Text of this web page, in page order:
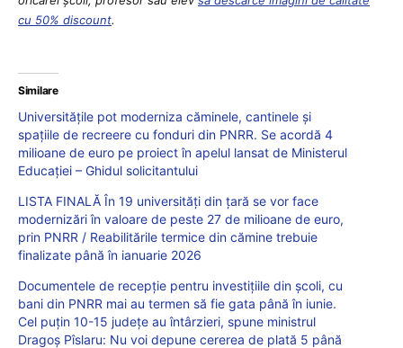
cu 50% discount.
Similare
Universitățile pot moderniza căminele, cantinele și
spațiile de recreere cu fonduri din PNRR. Se acordă 4
milioane de euro pe proiect în apelul lansat de Ministerul
Educației – Ghidul solicitantului
LISTA FINALĂ În 19 universități din țară se vor face
modernizări în valoare de peste 27 de milioane de euro,
prin PNRR / Reabilitările termice din cămine trebuie
finalizate până în ianuarie 2026
Documentele de recepție pentru investițiile din școli, cu
bani din PNRR mai au termen să fie gata până în iunie.
Cel puțin 10-15 județe au întârzieri, spune ministrul
Dragoș Pîslaru: Nu voi depune cererea de plată 5 până